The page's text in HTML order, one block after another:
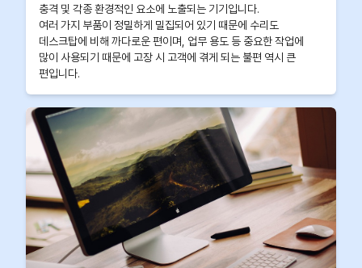
충격 및 각종 환경적인 요소에 노출되는 기기입니다.
여러 가지 부품이 정밀하게 밀집되어 있기 때문에 수리도
데스크탑에 비해 까다로운 편이며, 업무 용도 등 중요한 작업에
많이 사용되기 때문에 고장 시 고객에 겪게 되는 불편 역시 큰
편입니다.